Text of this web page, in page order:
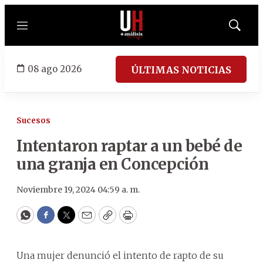
Menú
Mostrar
08 ago 2026 ÚLTIMAS NOTICIAS
Sucesos
Intentaron raptar a un bebé de
una granja en Concepción
Noviembre 19, 2024 04:59 a. m.
WhatsApp
Facebook
Twitter
EmailCopyPrint
Una mujer denunció el intento de rapto de su